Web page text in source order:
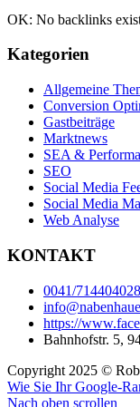
OK: No backlinks
Kategorien
Allgemeine
Conversion
Gastbeiträge
Marktnews
SEA &
SEO
Social Media
Social Media
Web Analyse
KONTAKT
0041/714404028
https://
Bahnhofstr. 5,
Copyright 2025 ©
Wie Sie Ihr Google-
Nach oben scrollen